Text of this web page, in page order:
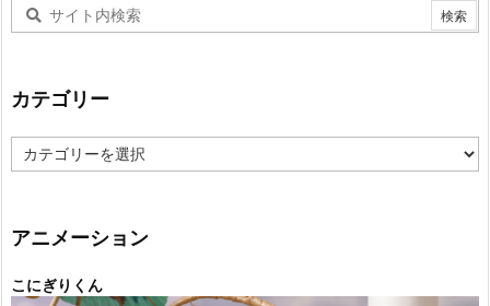
カテゴリー
テ
ー
アニメーション
こにぎりくん